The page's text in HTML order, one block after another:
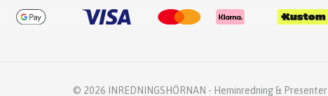
© 2026 INREDNINGSHÖRNAN - Heminredning & Presenter